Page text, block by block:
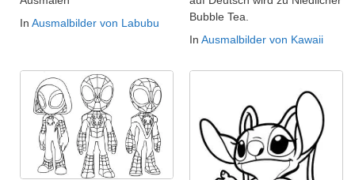
In Ausmalbilder von Labubu
Bubble Tea.
In Ausmalbilder von Kawaii